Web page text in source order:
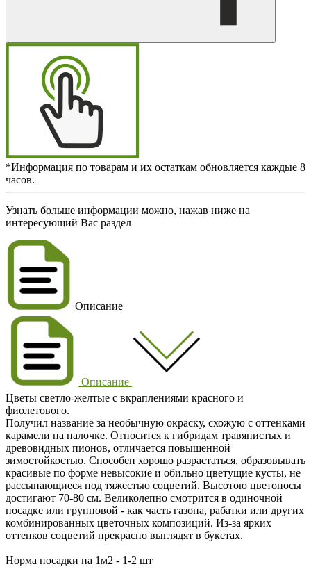
*Информация по товарам и их остаткам обновляется каждые 8
часов.
Узнать больше информации можно, нажав ниже на
интересующий Вас раздел
Описание
Описание
Цветы светло-желтые с вкраплениями красного и
фиолетового.
Получил название за необычную окраску, схожую с оттенками
карамели на палочке. Относится к гибридам травянистых и
древовидных пионов, отличается повышенной
зимостойкостью. Способен хорошо разрастаться, образовывать
красивые по форме невысокие и обильно цветущие кусты, не
рассыпающиеся под тяжестью соцветий. Высотою цветоносы
достигают 70-80 см. Великолепно смотрится в одиночной
посадке или групповой - как часть газона, рабатки или других
комбинированных цветочных композиций. Из-за ярких
оттенков соцветий прекрасно выглядят в букетах.
Норма посадки на 1м2 - 1-2 шт